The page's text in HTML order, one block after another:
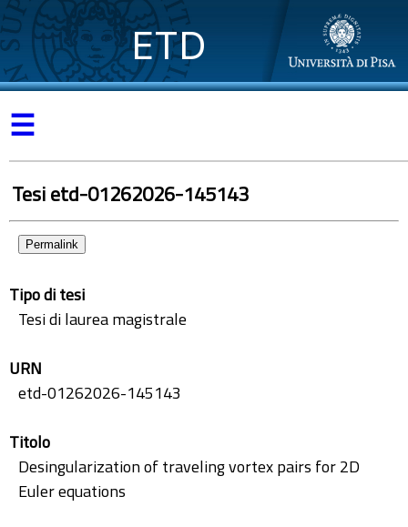
ETD
☰
Tesi etd-01262026-145143
Permalink
Tipo di tesi
Tesi di laurea magistrale
URN
etd-01262026-145143
Titolo
Desingularization of traveling vortex pairs for 2D
Euler equations